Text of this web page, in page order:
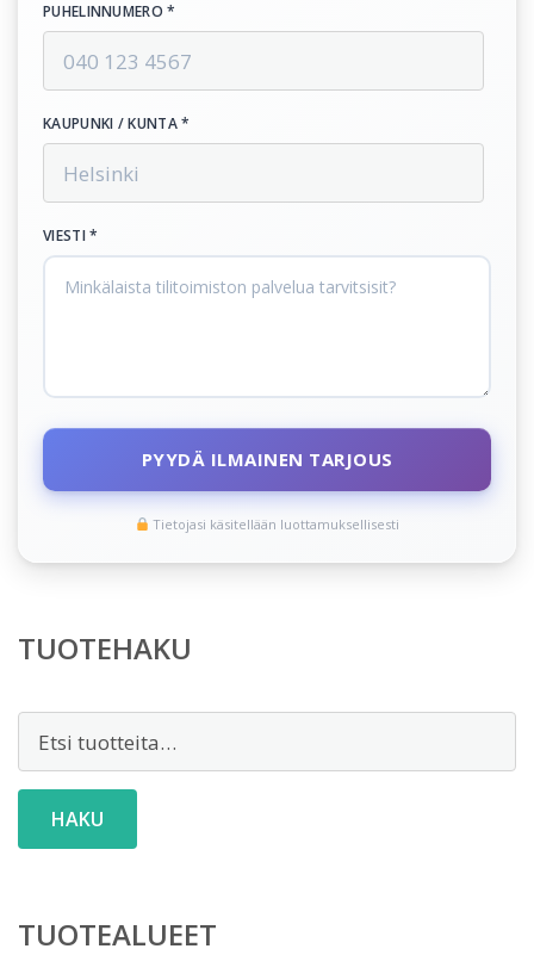
PUHELINNUMERO *
KAUPUNKI / KUNTA *
VIESTI *
PYYDÄ ILMAINEN TARJOUS
Tietojasi käsitellään luottamuksellisesti
TUOTEHAKU
HAKU
TUOTEALUEET